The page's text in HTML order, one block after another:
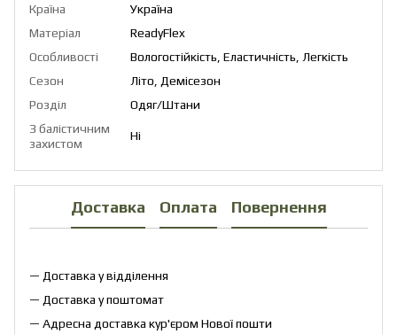
Країна
Україна
Матеріал
ReadyFlex
Особливості
Вологостійкість, Еластичність, Легкість
Сезон
Літо, Демісезон
Розділ
Одяг/Штани
З балістичним
захистом
Ні
Доставка Оплата Повернення
— Доставка у відділення
— Доставка у поштомат
— Адресна доставка кур'єром Нової пошти